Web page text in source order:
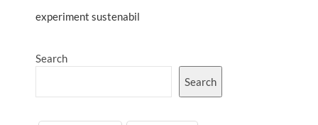
experiment sustenabil
Search
Search